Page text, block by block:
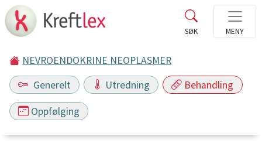
NEVROENDOKRINE NEOPLASMER
Generelt
Utredning Behandling
Oppfølging